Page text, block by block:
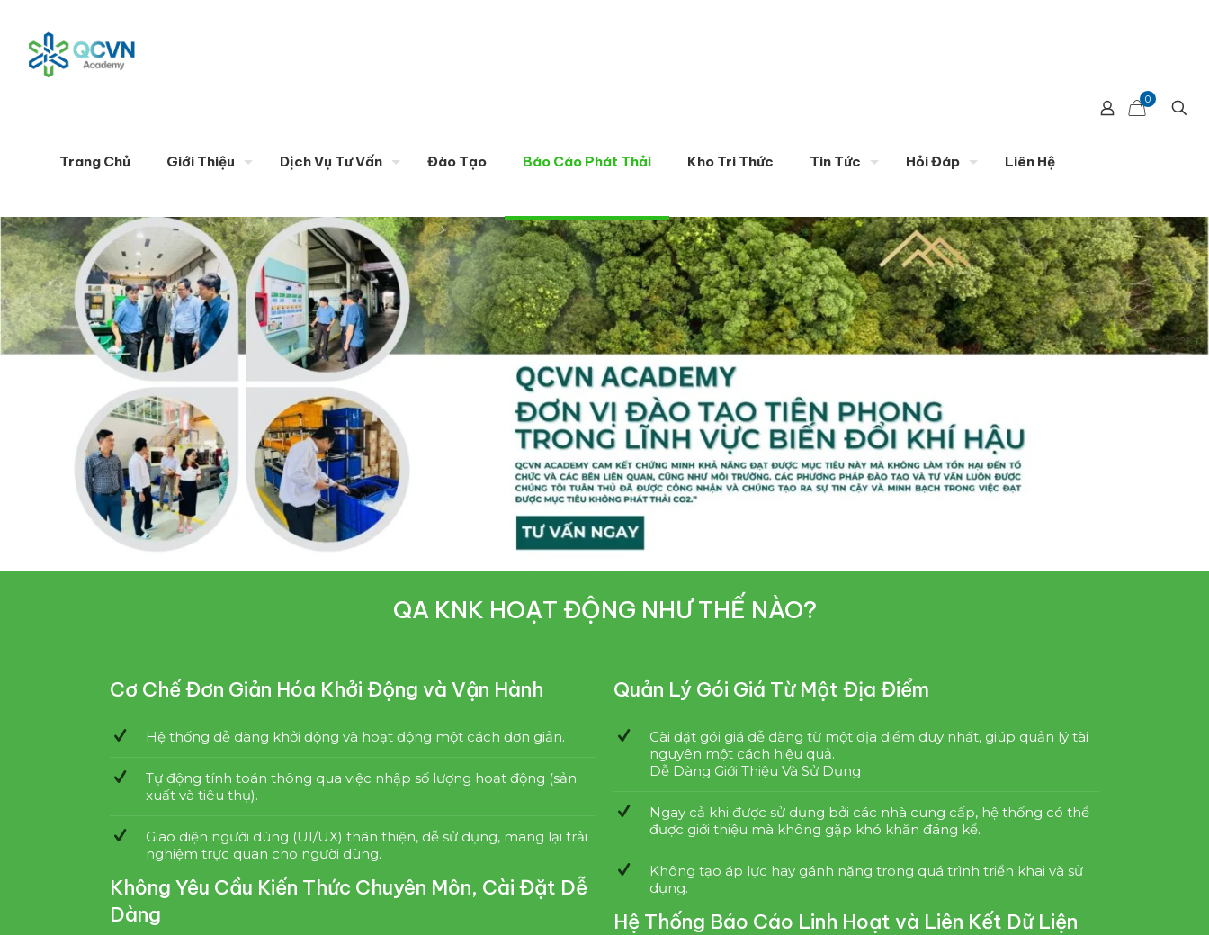
Trang Chủ Giới Thiệu Dịch Vụ Tư Vấn Đào Tạo Báo Cáo Phát Thải Kho Tri Thức Tin Tức Hỏi Đáp Liên Hệ
0
QA KNK HOẠT ĐỘNG NHƯ THẾ NÀO?
Cơ Chế Đơn Giản Hóa Khởi Động và Vận Hành
Hệ thống dễ dàng khởi động và hoạt động một cách đơn giản.
Tự động tính toán thông qua việc nhập số lượng hoạt động (sản
xuất và tiêu thụ).
Giao diện người dùng (UI/UX) thân thiện, dễ sử dụng, mang lại trải
nghiệm trực quan cho người dùng.
Không Yêu Cầu Kiến Thức Chuyên Môn, Cài Đặt Dễ
Dàng
Quản Lý Gói Giá Từ Một Địa Điểm
Cài đặt gói giá dễ dàng từ một địa điểm duy nhất, giúp quản lý tài
nguyên một cách hiệu quả.
Dễ Dàng Giới Thiệu Và Sử Dụng
Ngay cả khi được sử dụng bởi các nhà cung cấp, hệ thống có thể
được giới thiệu mà không gặp khó khăn đáng kể.
Không tạo áp lực hay gánh nặng trong quá trình triển khai và sử
dụng.
Hệ Thống Báo Cáo Linh Hoạt và Liên Kết Dữ Liện